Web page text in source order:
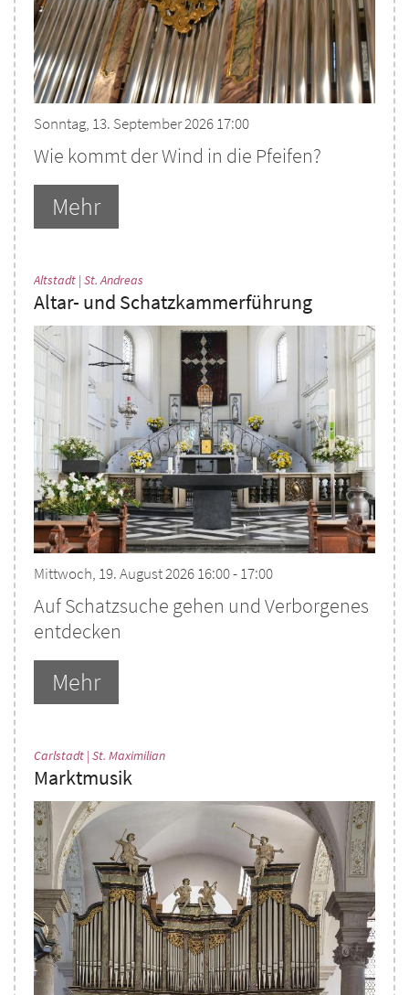
Sonntag, 13. September 2026 17:00
Wie kommt der Wind in die Pfeifen?
Mehr
Altstadt | St. Andreas
Altar- und Schatzkammerführung
Mittwoch, 19. August 2026 16:00 - 17:00
Auf Schatzsuche gehen und Verborgenes
entdecken
Mehr
Carlstadt | St. Maximilian:
Marktmusik